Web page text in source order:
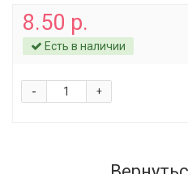
8.50 р.
Есть в наличии
+
-